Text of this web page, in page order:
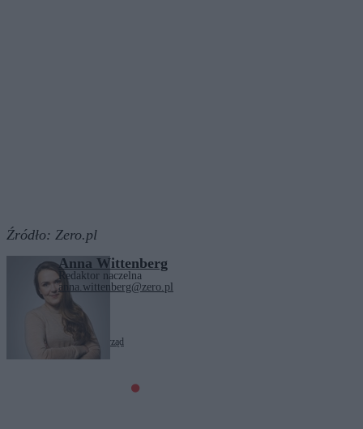
Źródło: Zero.pl
Anna Wittenberg
Redaktor naczelna
anna.wittenberg@zero.pl
Donald Tusk nauka rząd